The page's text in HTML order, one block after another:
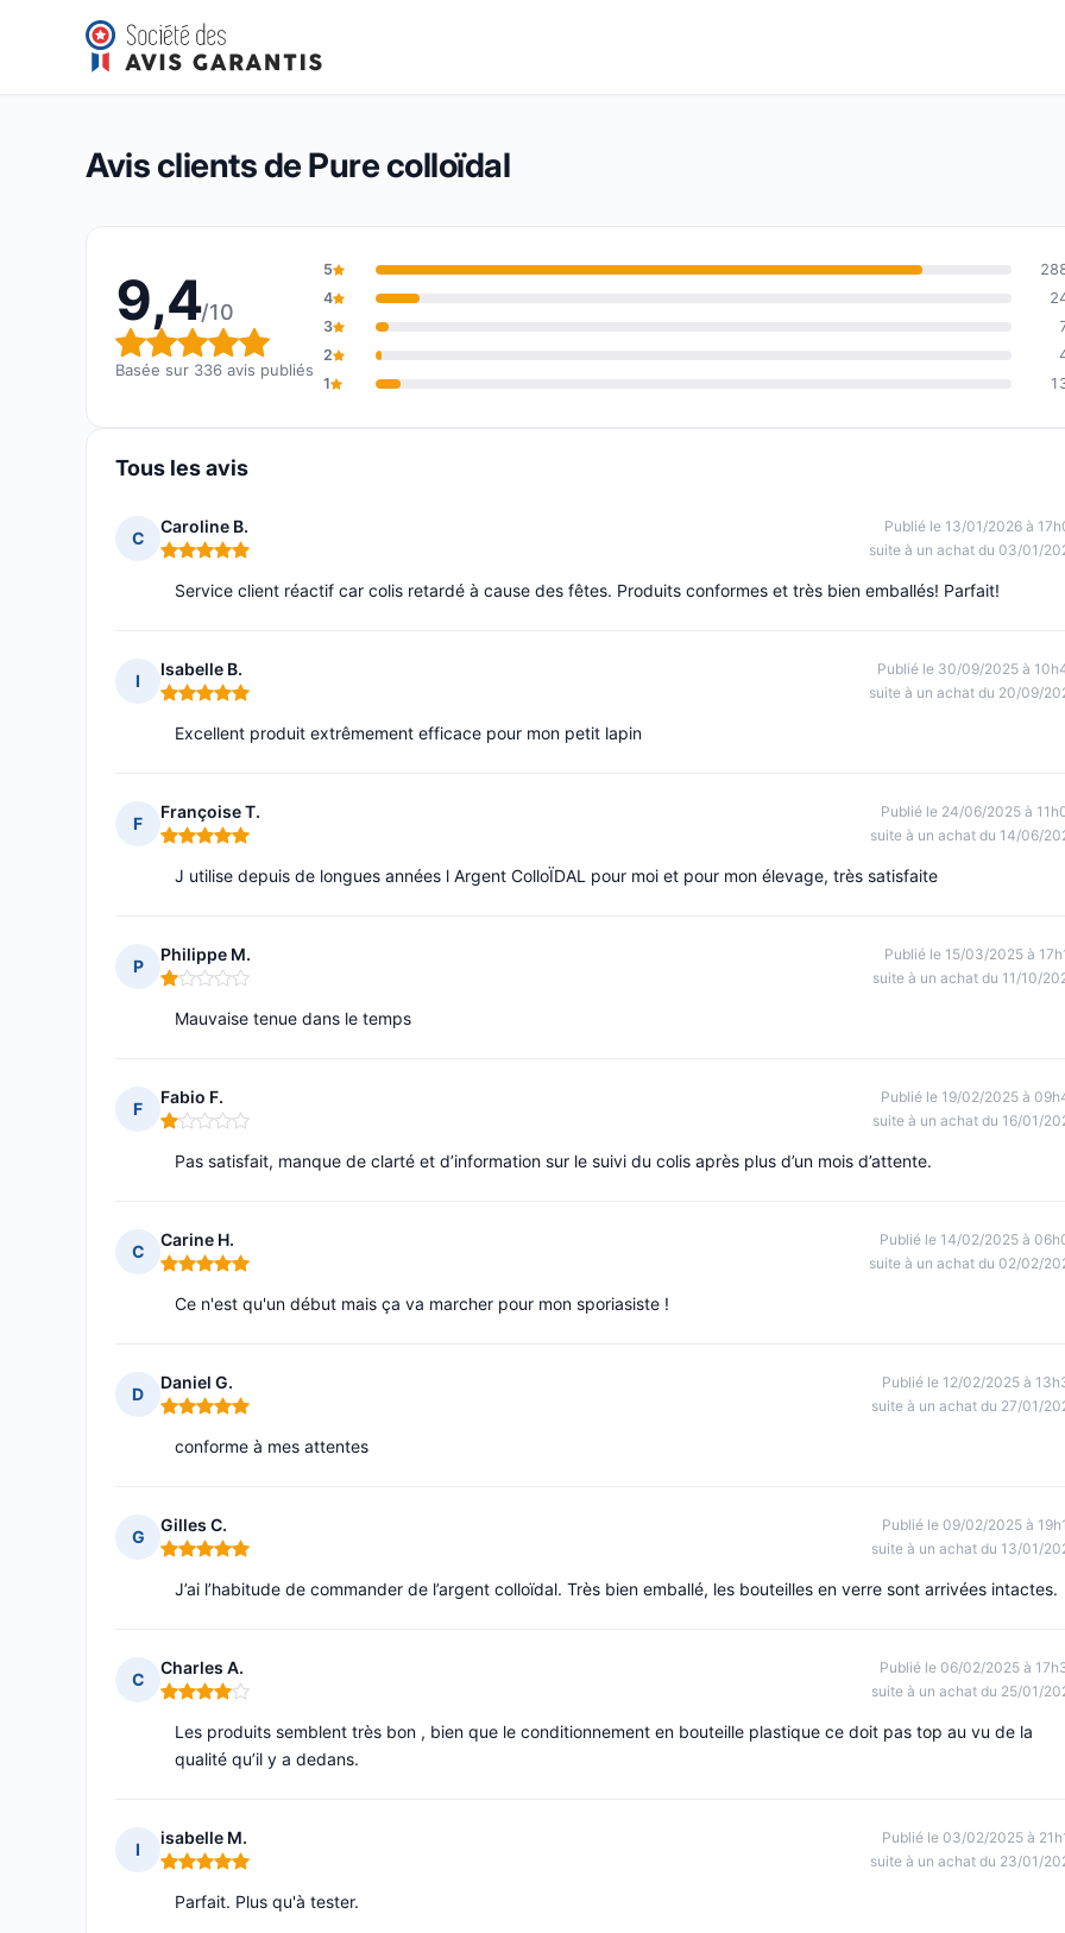
Pure colloïdal
Note globale : 9,4 sur 10
9,4/10(336 avis)
Avis clients de Pure colloïdal
9,4/10
Note globale : 9,4 sur 10
Basée sur 336 avis publiés
5
4
3
2
1
Tous les avis
C
Caroline B.
Note : 5 sur 5
Publié le 13/01/2026 à
suite à un achat du 03/01/
Service client réactif car colis retardé à cause des fêtes. Produits conformes et très bien emballés! Parfait!
I
Isabelle B.
Note : 5 sur 5
Publié le 30/09/2025 à
suite à un achat du 20/09/
Excellent produit extrêmement efficace pour mon petit lapin
F
Françoise T.
Note : 5 sur 5
Publié le 24/06/2025 à
suite à un achat du 14/06/
J utilise depuis de longues années l Argent ColloÏDAL pour moi et pour mon élevage, très satisfaite
P
Philippe M.
Note : 1 sur 5
Publié le 15/03/2025 à
suite à un achat du 11/10/
Mauvaise tenue dans le temps
F
Fabio F.
Note : 1 sur 5
Publié le 19/02/2025 à
suite à un achat du 16/01/
Pas satisfait, manque de clarté et d’information sur le suivi du colis après plus d’un mois d’attente.
C
Carine H.
Note : 5 sur 5
Publié le 14/02/2025 à
suite à un achat du 02/02/
Ce n'est qu'un début mais ça va marcher pour mon sporiasiste !
D
Daniel G.
Note : 5 sur 5
Publié le 12/02/2025 à
suite à un achat du 27/01/
conforme à mes attentes
G
Gilles C.
Note : 5 sur 5
Publié le 09/02/2025 à
suite à un achat du 13/01/
J’ai l’habitude de commander de l’argent colloïdal. Très bien emballé, les bouteilles en verre sont arrivées intactes.
C
Charles A.
Note : 4 sur 5
Publié le 06/02/2025 à
suite à un achat du 25/01/
Les produits semblent très bon , bien que le conditionnement en bouteille plastique ce doit pas top au vu de la
qualité qu’il y a dedans.
I
isabelle M.
Note : 5 sur 5
Publié le 03/02/2025 à
suite à un achat du 23/01/
Parfait. Plus qu'à tester.